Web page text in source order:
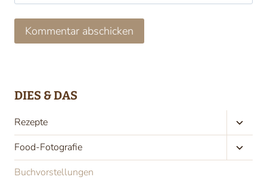
DIES & DAS
Rezepte
Food-Fotografie
Buchvorstellungen